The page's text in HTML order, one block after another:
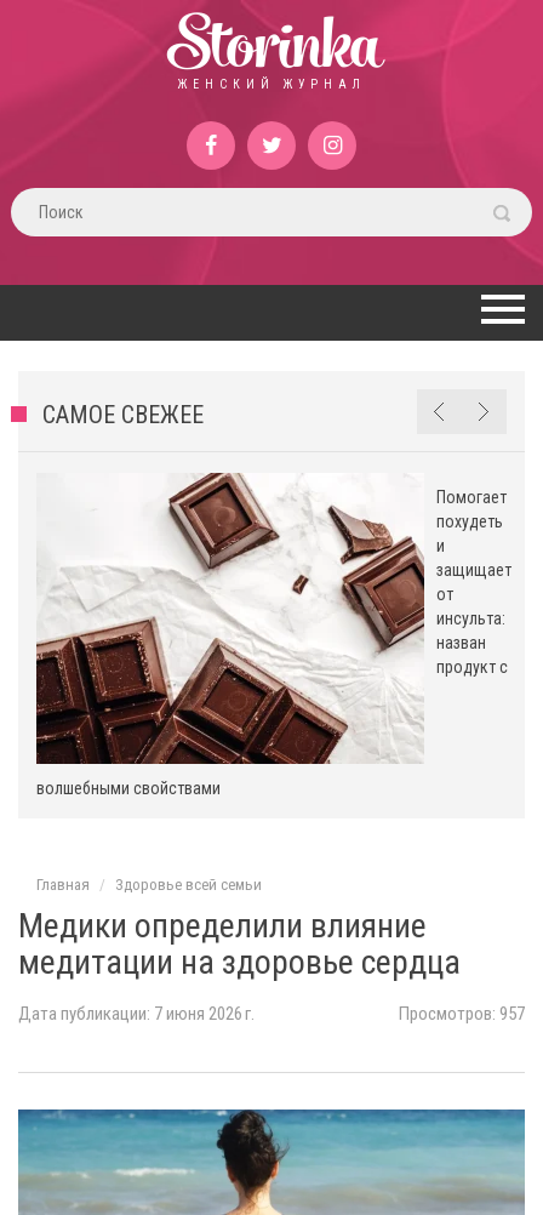
Storinka
ЖЕНСКИЙ ЖУРНАЛ
САМОЕ СВЕЖЕЕ
Помогает
похудеть
и
защищает
от
инсульта:
назван
продукт с
волшебными свойствами
Главная Здоровье всей семьи
Медики определили влияние
медитации на здоровье сердца
Дата публикации: 7 июня 2026 г. Просмотров: 957